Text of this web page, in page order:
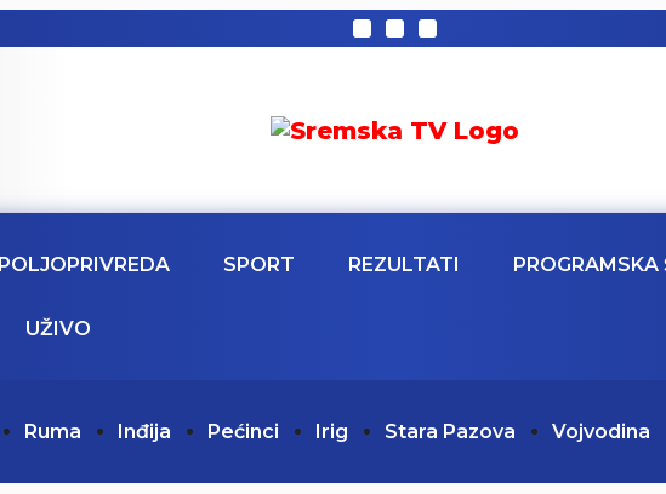
POLJOPRIVREDA SPORT REZULTATI PROGRAMSKA
UŽIVO
Ruma Inđija Pećinci Irig Stara Pazova Vojvodina